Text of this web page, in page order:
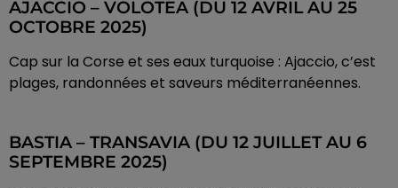
AJACCIO – VOLOTEA (DU 12 AVRIL AU 25
OCTOBRE 2025)
Cap sur la Corse et ses eaux turquoise : Ajaccio, c’est
plages, randonnées et saveurs méditerranéennes.
BASTIA – TRANSAVIA (DU 12 JUILLET AU 6
SEPTEMBRE 2025)